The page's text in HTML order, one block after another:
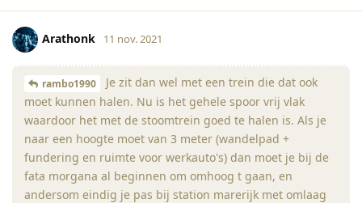
Arathonk 11 nov. 2021
rambo1990
Je zit dan wel met een trein die dat ook
moet kunnen halen. Nu is het gehele spoor vrij vlak
waardoor het met de stoomtrein goed te halen is. Als je
naar een hoogte moet van 3 meter (wandelpad +
fundering en ruimte voor werkauto's) dan moet je bij de
fata morgana al beginnen om omhoog t gaan, en
andersom eindig je pas bij station marerijk met omlaag